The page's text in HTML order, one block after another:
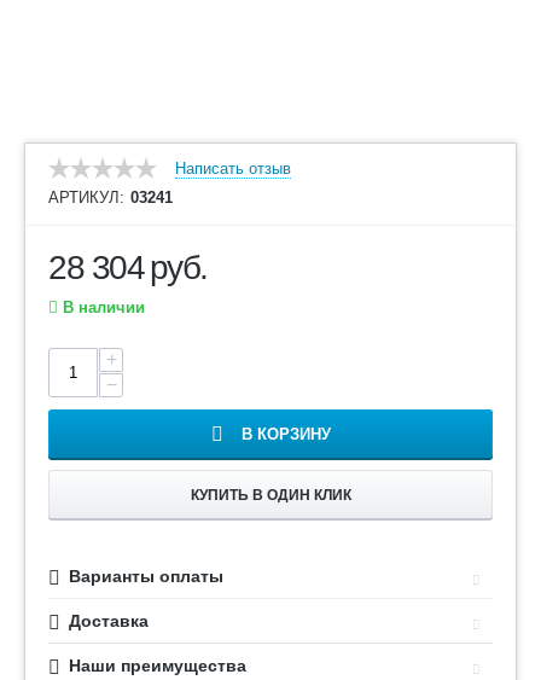
Написать отзыв
АРТИКУЛ: 03241
28 304руб.
В наличии
+
−
В КОРЗИНУ
КУПИТЬ В ОДИН КЛИК
Варианты оплаты
Доставка
Наши преимущества